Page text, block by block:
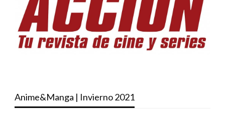
Anime&Manga | Invierno 2021